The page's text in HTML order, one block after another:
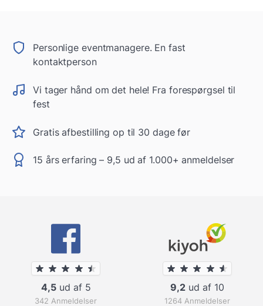
Personlige eventmanagere. En fast
kontaktperson
Vi tager hånd om det hele! Fra forespørgsel til
fest
Gratis afbestilling op til 30 dage før
15 års erfaring – 9,5 ud af 1.000+ anmeldelser
4,5ud af 5
342 Anmeldelser
9,2 ud af 10
1264 Anmeldelser